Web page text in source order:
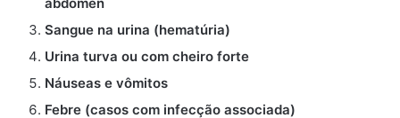
Sangue na urina (hematúria)
Urina turva ou com cheiro forte
Náuseas e vômitos
Febre (casos com infecção associada)